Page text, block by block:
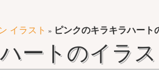
イラスト » ピンクのキラキラハー
ートのイラ